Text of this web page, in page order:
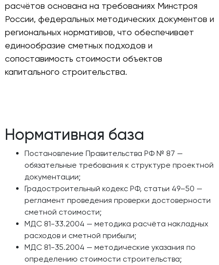
расчётов основана на требованиях Минстроя
России, федеральных методических документов и
региональных нормативов, что обеспечивает
единообразие сметных подходов и
сопоставимость стоимости объектов
капитального строительства.
Нормативная база
Постановление Правительства РФ № 87 —
обязательные требования к структуре проектной
документации;
Градостроительный кодекс РФ, статьи 49–50 —
регламент проведения проверки достоверности
сметной стоимости;
МДС 81-33.2004 — методика расчёта накладных
расходов и сметной прибыли;
МДС 81-35.2004 — методические указания по
определению стоимости строительства;